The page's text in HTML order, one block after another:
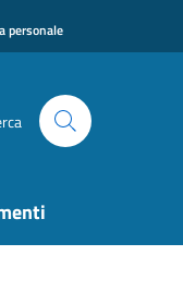
personale